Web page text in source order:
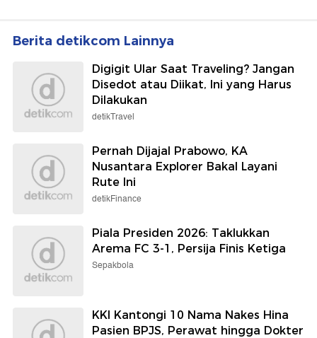
Berita detikcom Lainnya
Digigit Ular Saat Traveling? Jangan
Disedot atau Diikat, Ini yang Harus
Dilakukan
detikTravel
Pernah Dijajal Prabowo, KA
Nusantara Explorer Bakal Layani
Rute Ini
detikFinance
Piala Presiden 2026: Taklukkan
Arema FC 3-1, Persija Finis Ketiga
Sepakbola
KKI Kantongi 10 Nama Nakes Hina
Pasien BPJS, Perawat hingga Dokter